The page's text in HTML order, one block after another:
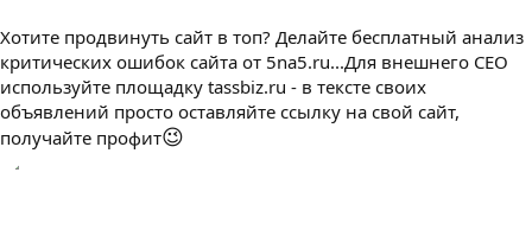
Хотите продвинуть сайт в топ? Делайте бесплатный анализ
критических ошибок сайта от 5na5.ru...Для внешнего СЕО
используйте площадку tassbiz.ru - в тексте своих
объявлений просто оставляйте ссылку на свой сайт,
получайте профит😉